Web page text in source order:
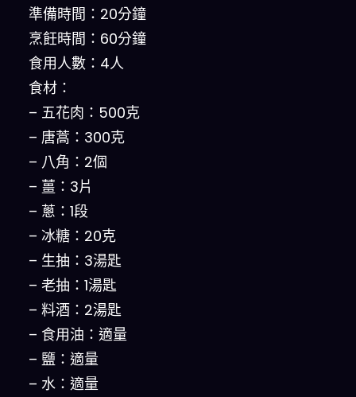
準備時間：20分鐘
烹飪時間：60分鐘
食用人數：4人
食材：
– 五花肉：500克
– 唐蒿：300克
– 八角：2個
– 薑：3片
– 蔥：1段
– 冰糖：20克
– 生抽：3湯匙
– 老抽：1湯匙
– 料酒：2湯匙
– 食用油：適量
– 鹽：適量
– 水：適量